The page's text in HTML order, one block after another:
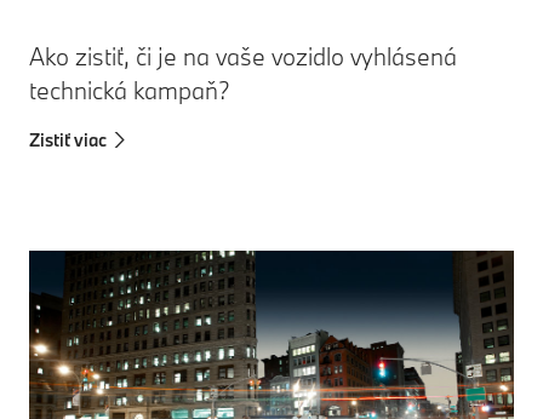
Ako zistiť, či je na vaše vozidlo vyhlásená
technická kampaň?
Zistiť viac